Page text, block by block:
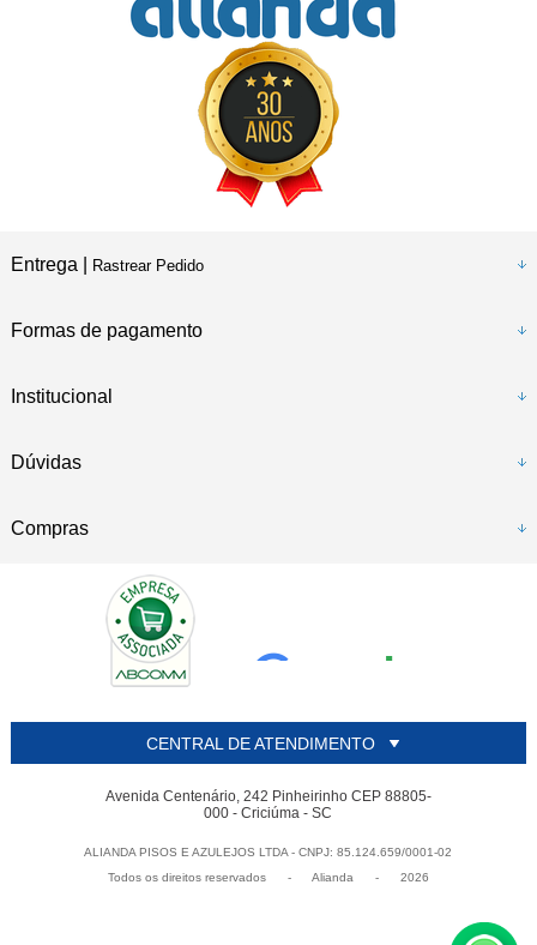
Entrega | Rastrear Pedido
Formas de pagamento
Institucional
Dúvidas
Compras
CENTRAL DE ATENDIMENTO
Avenida Centenário, 242 Pinheirinho CEP 88805-
000 - Criciúma - SC
ALIANDA PISOS E AZULEJOS LTDA - CNPJ: 85.124.659/0001-02
Todos os direitos reservados
- Alianda - 2026